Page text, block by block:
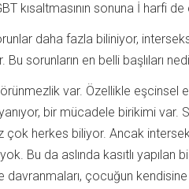
kısaltmasının sonuna İ harfi
daha fazla biliniyor,
sorunların en belli başlıları
var. Özellikle eşcinsel
bir mücadele birikimi var.
çok herkes biliyor. Ancak
Bu da aslında kasıtlı yapılan
davranmaları, çocuğun